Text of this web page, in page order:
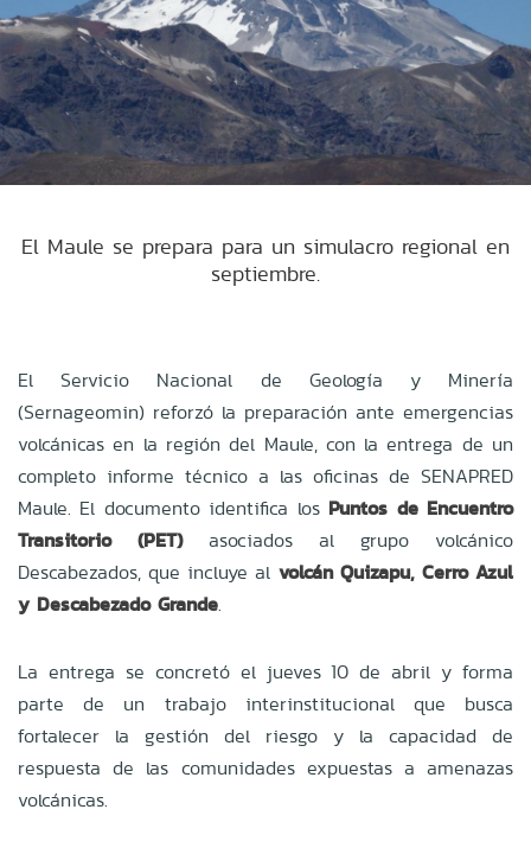
El Maule se prepara para un simulacro regional en
septiembre.
El Servicio Nacional de Geología y Minería
(Sernageomin) reforzó la preparación ante emergencias
volcánicas en la región del Maule, con la entrega de un
completo informe técnico a las oficinas de SENAPRED
Maule. El documento identifica los Puntos de Encuentro
Transitorio (PET)asociados al grupo volcánico
Descabezados, que incluye al volcán Quizapu, Cerro Azul
y Descabezado Grande.
La entrega se concretó el jueves 10 de abril y forma
parte de un trabajo interinstitucional que busca
fortalecer la gestión del riesgo y la capacidad de
respuesta de las comunidades expuestas a amenazas
volcánicas.